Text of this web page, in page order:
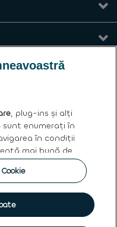
Termeni de utilizare
aplicabile vânzărilor de
, plug-ins și alți
enumerați în
în condiții
mai bună de
statistice cu
de pe site sau
acceptarea
cu utilizarea